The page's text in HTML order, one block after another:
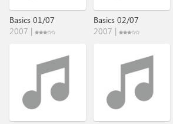
Basics 01/07
2007 |
Basics 02/07
2007 |